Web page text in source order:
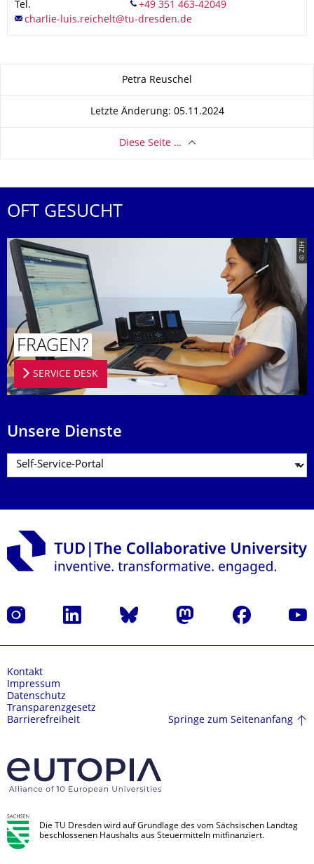
Tel.
Petra Reuschel
Letzte Änderung: 05.11.2024
Diese Seite …
OFT GESUCHT
© ZIH
FRAGEN?
SERVICE DESK
Unsere Dienste
Instagram LinkedIn Bluesky Mastodon Facebook
Kontakt
Impressum
Datenschutz
Transparenzgesetz
Barrierefreiheit
Springe zum Seitenanfang
Die TU Dresden wird auf Grundlage des vom Sächsischen Landtag
beschlossenen Haushalts aus Steuermitteln mitfinanziert.